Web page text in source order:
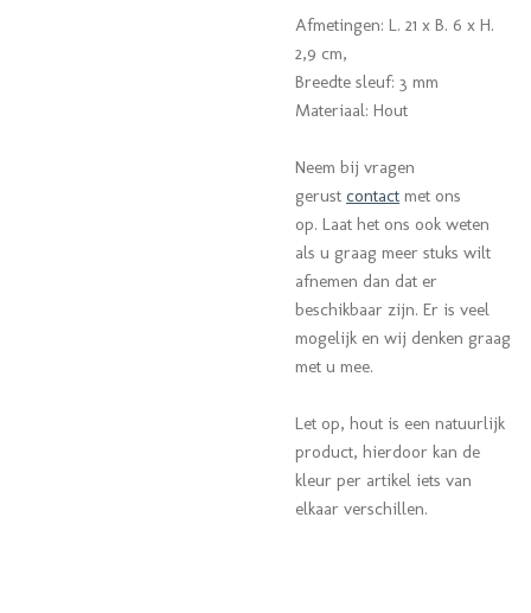
Afmetingen: L. 21 x B. 6 x H.
2,9 cm,
Breedte sleuf: 3 mm
Materiaal: Hout
Neem bij vragen
gerust contact met ons
op. Laat het ons ook weten
als u graag meer stuks wilt
afnemen dan dat er
beschikbaar zijn. Er is veel
mogelijk en wij denken graag
met u mee.
Let op, hout is een natuurlijk
product, hierdoor kan de
kleur per artikel iets van
elkaar verschillen.